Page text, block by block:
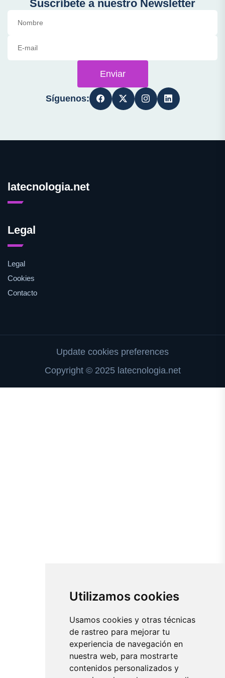
Utilizamos cookies
Usamos cookies y otras técnicas
de rastreo para mejorar tu
experiencia de navegación en
nuestra web, para mostrarte
contenidos personalizados y
Suscríbete a nuestro Newsletter
Enviar
Síguenos:
latecnologia.net
Legal
Legal
Cookies
Contacto
Update cookies preferences
Copyright © 2025 latecnologia.net